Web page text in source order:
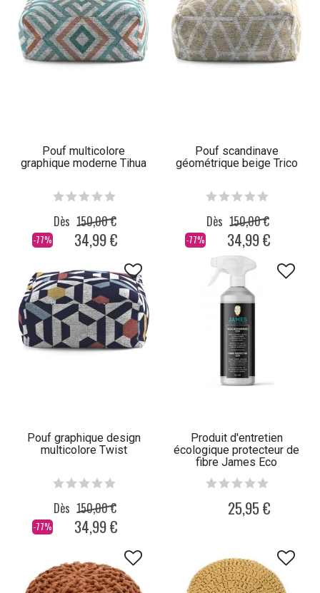
Pouf multicolore
graphique moderne Tihua
-77%
Dès 150,00 €
34,99 €
Pouf scandinave
géométrique beige Trico
-77%
Dès 150,00 €
34,99 €
Pouf graphique design
multicolore Twist
-77%
Dès 150,00 €
34,99 €
Produit d'entretien
écologique protecteur de
fibre James Eco
25,95 €